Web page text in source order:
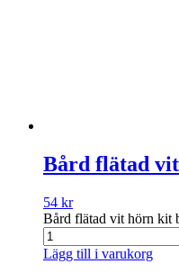
Bård flätad
54 kr
Bård flätad vit hörn kit
Lägg till i varukorg